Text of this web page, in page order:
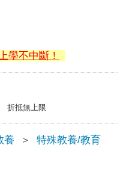
學不中斷！
折抵無上限
養 ＞
特殊教養/教育